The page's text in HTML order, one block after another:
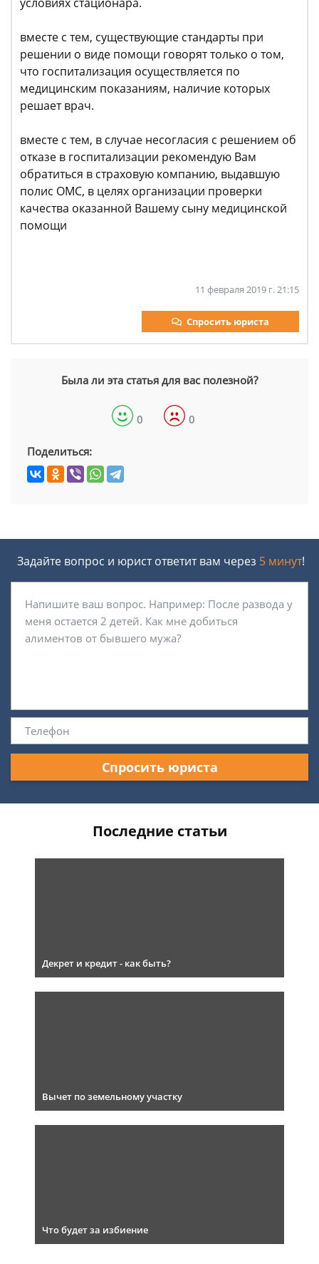
вместе с тем, существующие стандарты при
решении о виде помощи говорят только о том,
что госпитализация осуществляется по
медицинским показаниям, наличие которых
решает врач.
вместе с тем, в случае несогласия с решением об
отказе в госпитализации рекомендую Вам
обратиться в страховую компанию, выдавшую
полис ОМС, в целях организации проверки
качества оказанной Вашему сыну медицинской
помощи
11 февраля 2019 г. 21:15
Спросить юриста
Была ли эта статья для вас полезной?
0 0
Поделиться:
Задайте вопрос и юрист ответит вам через 5 минут!
Спросить юриста
Последние статьи
Декрет и кредит - как быть?
Вычет по земельному участку
Что будет за избиение